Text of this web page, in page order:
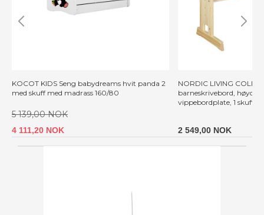
KOCOT KIDS Seng babydreams hvit panda 2
med skuff med madrass 160/80
5 139,00 NOK
4 111,20 NOK
NORDIC LIVING
barneskrivebord,
vippebordplate, 1 skuff -
2 549,00 NOK